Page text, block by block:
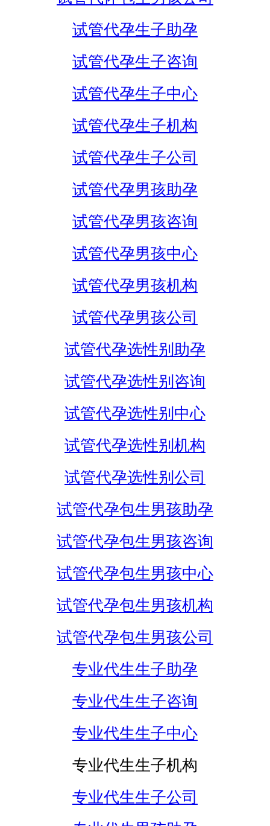
试管代孕生子助孕
试管代孕生子咨询
试管代孕生子中心
试管代孕生子机构
试管代孕生子公司
试管代孕男孩助孕
试管代孕男孩咨询
试管代孕男孩中心
试管代孕男孩机构
试管代孕男孩公司
试管代孕选性别助孕
试管代孕选性别咨询
试管代孕选性别中心
试管代孕选性别机构
试管代孕选性别公司
试管代孕包生男孩助孕
试管代孕包生男孩咨询
试管代孕包生男孩中心
试管代孕包生男孩机构
试管代孕包生男孩公司
专业代生生子助孕
专业代生生子咨询
专业代生生子中心
专业代生生子机构
专业代生生子公司